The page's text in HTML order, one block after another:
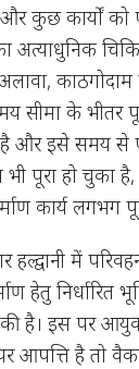
कुछ कार्यों को
अत्याधुनिक
काठगोदाम
सीमा के भीतर
है और इसे समय से
पूरा हो चुका है,
कार्य लगभग
हल्द्वानी में
हेतु निर्धारित
है। इस पर
आपत्ति है तो